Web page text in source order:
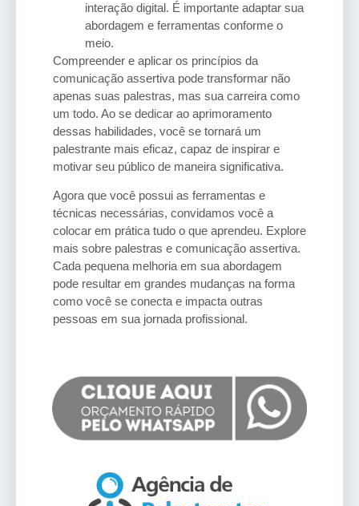
interação digital. É importante adaptar sua
abordagem e ferramentas conforme o
meio.
Compreender e aplicar os princípios da
comunicação assertiva pode transformar não
apenas suas palestras, mas sua carreira como
um todo. Ao se dedicar ao aprimoramento
dessas habilidades, você se tornará um
palestrante mais eficaz, capaz de inspirar e
motivar seu público de maneira significativa.
Agora que você possui as ferramentas e
técnicas necessárias, convidamos você a
colocar em prática tudo o que aprendeu. Explore
mais sobre palestras e comunicação assertiva.
Cada pequena melhoria em sua abordagem
pode resultar em grandes mudanças na forma
como você se conecta e impacta outras
pessoas em sua jornada profissional.